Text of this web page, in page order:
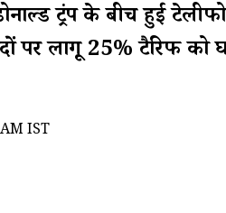
डोनाल्ड ट्रंप के बीच
पर लागू 25% टैरिफ
IST